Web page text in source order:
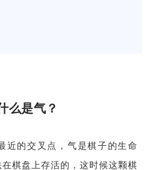
么是气？
近的交叉点，气是棋子的生命
棋盘上存活的，这时候这颗棋